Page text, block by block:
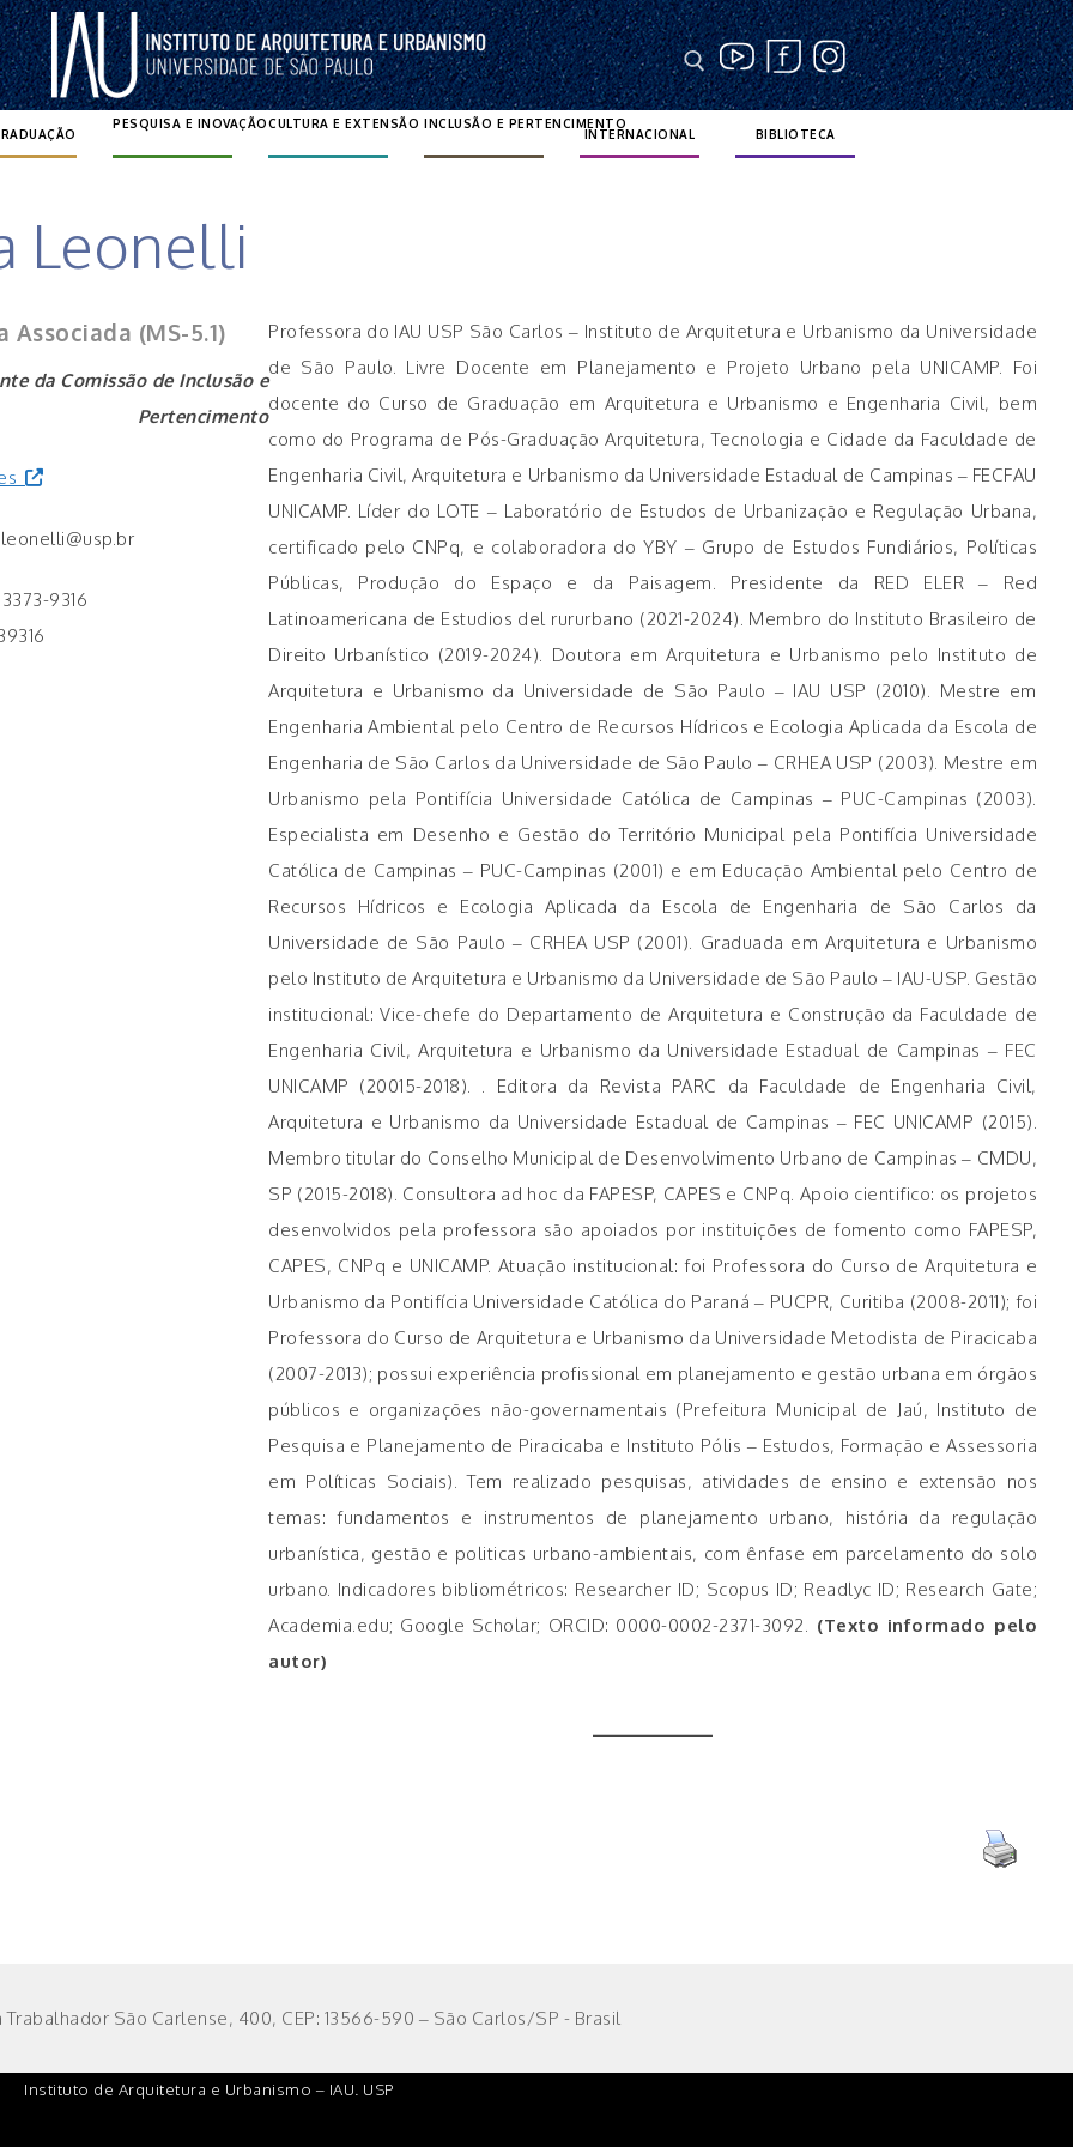
Pesquisar por:
PESQUISA E INOVAÇÃOCULTURA E EXTENSÃO INCLUSÃO E PERTENCIMENTO
INTERNACIONAL BIBLIOTECA
Leonelli
Associada (MS-5.1)
da Comissão de Inclusão e
Pertencimento
9316
Professora do IAU USP São Carlos – Instituto de Arquitetura e Urbanismo da Universidade
de São Paulo. Livre Docente em Planejamento e Projeto Urbano pela UNICAMP. Foi
docente do Curso de Graduação em Arquitetura e Urbanismo e Engenharia Civil, bem
como do Programa de Pós-Graduação Arquitetura, Tecnologia e Cidade da Faculdade de
Engenharia Civil, Arquitetura e Urbanismo da Universidade Estadual de Campinas – FECFAU
UNICAMP. Líder do LOTE – Laboratório de Estudos de Urbanização e Regulação Urbana,
certificado pelo CNPq, e colaboradora do YBY – Grupo de Estudos Fundiários, Políticas
Públicas, Produção do Espaço e da Paisagem. Presidente da RED ELER – Red
Latinoamericana de Estudios del rururbano (2021-2024). Membro do Instituto Brasileiro de
Direito Urbanístico (2019-2024). Doutora em Arquitetura e Urbanismo pelo Instituto de
Arquitetura e Urbanismo da Universidade de São Paulo – IAU USP (2010). Mestre em
Engenharia Ambiental pelo Centro de Recursos Hídricos e Ecologia Aplicada da Escola de
Engenharia de São Carlos da Universidade de São Paulo – CRHEA USP (2003). Mestre em
Urbanismo pela Pontifícia Universidade Católica de Campinas – PUC-Campinas (2003).
Especialista em Desenho e Gestão do Território Municipal pela Pontifícia Universidade
Católica de Campinas – PUC-Campinas (2001) e em Educação Ambiental pelo Centro de
Recursos Hídricos e Ecologia Aplicada da Escola de Engenharia de São Carlos da
Universidade de São Paulo – CRHEA USP (2001). Graduada em Arquitetura e Urbanismo
pelo Instituto de Arquitetura e Urbanismo da Universidade de São Paulo – IAU-USP. Gestão
institucional: Vice-chefe do Departamento de Arquitetura e Construção da Faculdade de
Engenharia Civil, Arquitetura e Urbanismo da Universidade Estadual de Campinas – FEC
UNICAMP (20015-2018). . Editora da Revista PARC da Faculdade de Engenharia Civil,
Arquitetura e Urbanismo da Universidade Estadual de Campinas – FEC UNICAMP (2015).
Membro titular do Conselho Municipal de Desenvolvimento Urbano de Campinas – CMDU,
SP (2015-2018). Consultora ad hoc da FAPESP, CAPES e CNPq. Apoio cientifico: os projetos
desenvolvidos pela professora são apoiados por instituições de fomento como FAPESP,
CAPES, CNPq e UNICAMP. Atuação institucional: foi Professora do Curso de Arquitetura e
Urbanismo da Pontifícia Universidade Católica do Paraná – PUCPR, Curitiba (2008-2011); foi
Professora do Curso de Arquitetura e Urbanismo da Universidade Metodista de Piracicaba
(2007-2013); possui experiência profissional em planejamento e gestão urbana em órgãos
públicos e organizações não-governamentais (Prefeitura Municipal de Jaú, Instituto de
Pesquisa e Planejamento de Piracicaba e Instituto Pólis – Estudos, Formação e Assessoria
em Políticas Sociais). Tem realizado pesquisas, atividades de ensino e extensão nos
temas: fundamentos e instrumentos de planejamento urbano, história da regulação
urbanística, gestão e politicas urbano-ambientais, com ênfase em parcelamento do solo
urbano. Indicadores bibliométricos: Researcher ID; Scopus ID; Readlyc ID; Research Gate;
Academia.edu; Google Scholar; ORCID: 0000-0002-2371-3092. (Texto informado pelo
autor)
Trabalhador São Carlense, 400, CEP: 13566-590 – São Carlos/SP - Brasil
Instituto de Arquitetura e Urbanismo – IAU. USP